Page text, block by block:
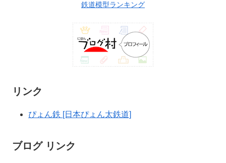
鉄道模型ランキング
リンク
ぴょん鉄 [日本ぴょん太鉄道]
ブログ リンク